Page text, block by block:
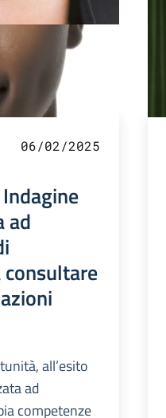
06/02/2025
ad
all’esito
ad
competenze